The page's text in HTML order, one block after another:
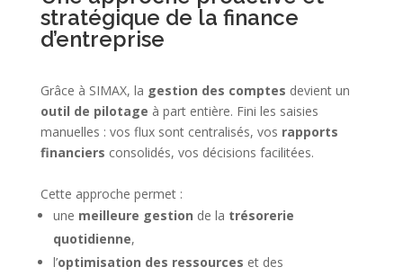
stratégique de la finance
d’entreprise
Grâce à SIMAX, la gestion des comptes devient un
outil de pilotage à part entière. Fini les saisies
manuelles : vos flux sont centralisés, vos rapports
financiers consolidés, vos décisions facilitées.
Cette approche permet :
une meilleure gestion de la trésorerie
quotidienne,
l’optimisation des ressources et des